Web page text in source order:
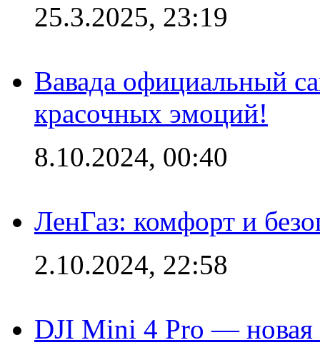
25.3.2025, 23:19
Вавада официальный
красочных эмоций!
8.10.2024, 00:40
ЛенГаз: комфорт и
2.10.2024, 22:58
DJI Mini 4 Pro — новая